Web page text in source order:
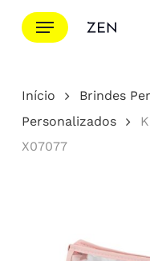
para
principal
Menu
Cotação
Início Brindes
Personalizados
X07077